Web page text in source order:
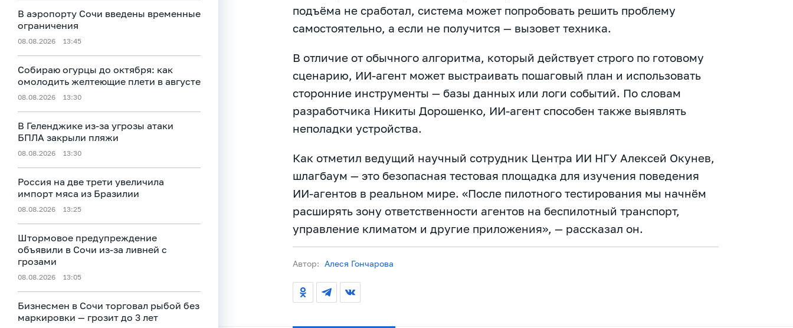
В аэропорту Сочи введены временные
ограничения
08.08.2026 13:45
Собираю огурцы до октября: как
омолодить желтеющие плети в августе
08.08.2026 13:30
В Геленджике из-за угрозы атаки
БПЛА закрыли пляжи
08.08.2026 13:30
Россия на две трети увеличила
импорт мяса из Бразилии
08.08.2026 13:25
Штормовое предупреждение
объявили в Сочи из-за ливней с
грозами
08.08.2026 13:05
Бизнесмен в Сочи торговал рыбой без
маркировки — грозит до 3 лет
подъёма не сработал, система может попробовать решить проблему
самостоятельно, а если не получится — вызовет техника.
В отличие от обычного алгоритма, который действует строго по готовому
сценарию, ИИ-агент может выстраивать пошаговый план и использовать
сторонние инструменты — базы данных или логи событий. По словам
разработчика Никиты Дорошенко, ИИ-агент способен также выявлять
неполадки устройства.
Как отметил ведущий научный сотрудник Центра ИИ НГУ Алексей Окунев,
шлагбаум — это безопасная тестовая площадка для изучения поведения
ИИ-агентов в реальном мире. «После пилотного тестирования мы начнём
расширять зону ответственности агентов на беспилотный транспорт,
управление климатом и другие приложения», — рассказал он.
Автор: Алеся Гончарова